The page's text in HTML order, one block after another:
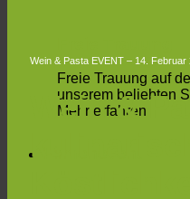
Freie Trauung auf
unserem beliebten
Mehr erfahren
Wein & Pasta EVENT – 14. Februar
Wein &